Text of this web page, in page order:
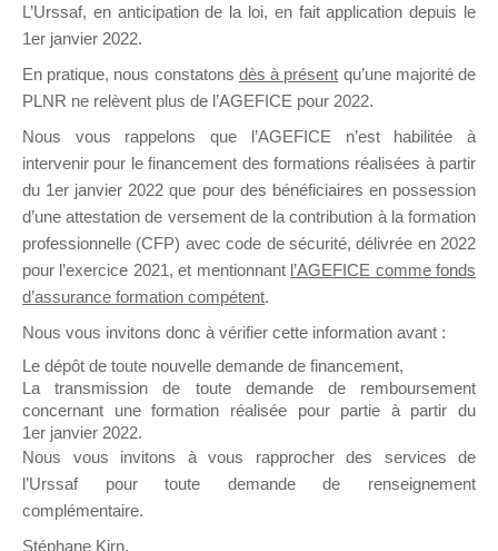
il y a un mois
Ce groupe est destiné aux Organismes de
Formation qui souhaitent répondre à l’Appel à
Propositions Mallette du Dirigeant.
Ce groupe propose un forum dédié au support
sur lequel il est possible de laisser un message
ou poser une question.
NB : Il est nécessaire d’être
pouvoir rejoindre ce groupe
L’Urssaf, en anticipation de la loi, en fait application depuis le
1er janvier 2022.
En pratique, nous constatons dès à présent qu’une majorité de
PLNR ne relèvent plus de l’AGEFICE pour 2022.
Nous vous rappelons que l’AGEFICE n’est habilitée à
intervenir pour le financement des formations réalisées à partir
du 1er janvier 2022 que pour des bénéficiaires en possession
d’une attestation de versement de la contribution à la formation
professionnelle (CFP) avec code de sécurité, délivrée en 2022
pour l’exercice 2021, et mentionnant l’AGEFICE comme fonds
d’assurance formation compétent.
Nous vous invitons donc à vérifier cette information avant :
Le dépôt de toute nouvelle demande de financement,
La transmission de toute demande de remboursement
concernant une formation réalisée pour partie à partir du
1er janvier 2022.
Nous vous invitons à vous rapprocher des services de
l’Urssaf pour toute demande de renseignement
complémentaire.
Stéphane Kirn,